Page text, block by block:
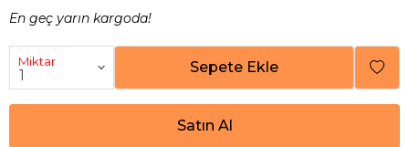
En geç yarın kargoda!
Miktar Sepete Ekle
Satın Al